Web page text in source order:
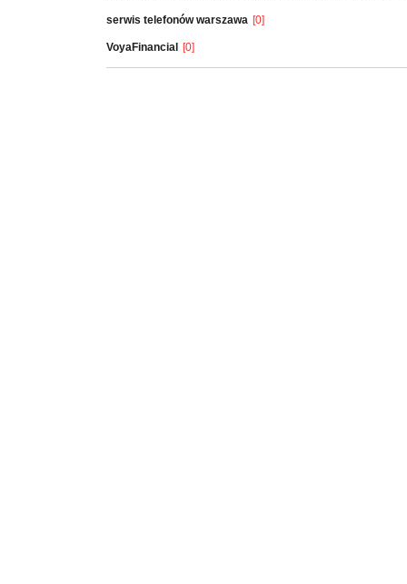
serwis telefonów warszawa [0]
VoyaFinancial [0]